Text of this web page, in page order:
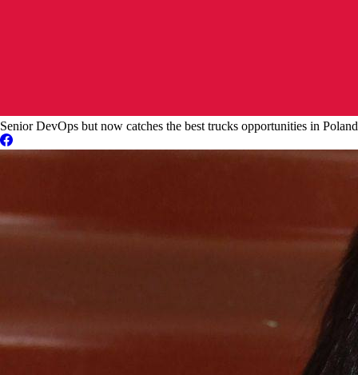
Senior DevOps but now catches the best trucks opportunities in Poland